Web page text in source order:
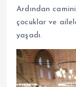
Ardından
çocuklar ve
yaşadı.